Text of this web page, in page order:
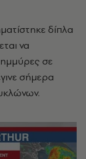
δίπλα
να
σε
σήμερα